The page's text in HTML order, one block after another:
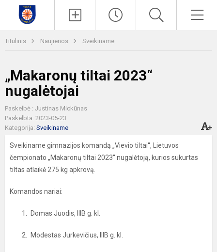
Titulinis Naujienos Sveikiname
„Makaronų tiltai 2023“
nugalėtojai
Paskelbė : Justinas Mickūnas
Paskelbta: 2023-05-23
Kategorija: Sveikiname
Sveikiname gimnazijos komandą „Vievio tiltai“, Lietuvos
čempionato „Makaronų tiltai 2023“ nugalėtoją, kurios sukurtas
tiltas atlaikė 275 kg apkrovą.
Komandos nariai:
Domas Juodis, IIIB g. kl.
Modestas Jurkevičius, IIIB g. kl.